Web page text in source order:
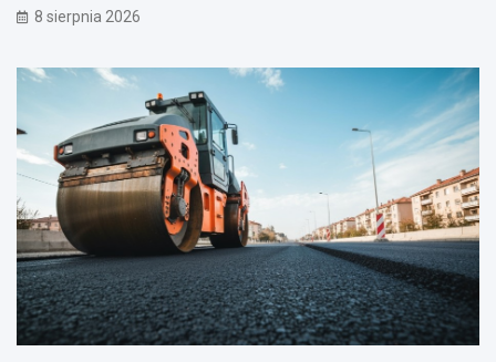
8 sierpnia 2026